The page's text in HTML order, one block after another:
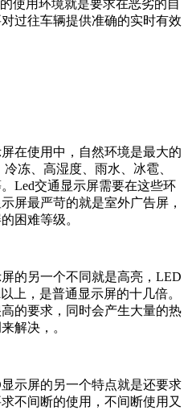
使用环境就是要求在恶劣的自
过往车辆提供准确的实时有效
在使用中，自然环境是最大的
冻、高湿度、雨水、冰雹、
Led交通显示屏需要在这些环
屏最严苛的就是室外广告屏，
困难等级。
的另一个不同就是高亮，LED
上，是普通显示屏的十几倍。
的要求，同时会产生大量的热
解决，。
示屏的另一个特点就是还要求
不间断的使用，不间断使用又